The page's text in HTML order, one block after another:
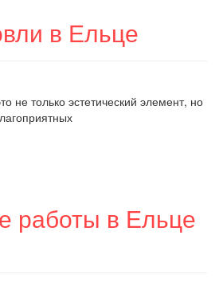
в Ельце
не только эстетический элемент, но
работы в Ельце